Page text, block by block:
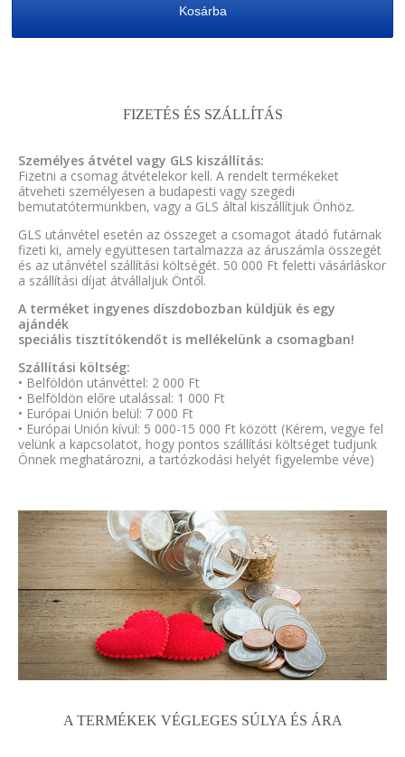
Kosárba
FIZETÉS ÉS SZÁLLÍTÁS
Személyes átvétel vagy GLS kiszállítás:
Fizetni a csomag átvételekor kell. A rendelt termékeket
átveheti személyesen a budapesti vagy szegedi
bemutatótermünkben, vagy a GLS által kiszállítjuk Önhöz.
GLS utánvétel esetén az összeget a csomagot átadó futárnak
fizeti ki, amely együttesen tartalmazza az áruszámla összegét
és az utánvétel szállítási költségét. 50 000 Ft feletti vásárláskor
a szállítási díjat átvállaljuk Öntől.
A terméket ingyenes díszdobozban küldjük és egy
ajándék
speciális tisztítókendőt is mellékelünk a csomagban!
Szállítási költség:
• Belföldön utánvéttel: 2 000 Ft
• Belföldön előre utalással: 1 000 Ft
• Európai Unión belül: 7 000 Ft
• Európai Unión kívül: 5 000-15 000 Ft között (Kérem, vegye fel
velünk a kapcsolatot, hogy pontos szállítási költséget tudjunk
Önnek meghatározni, a tartózkodási helyét figyelembe véve)
A TERMÉKEK VÉGLEGES SÚLYA ÉS ÁRA